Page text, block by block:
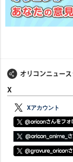
X
Xアカウント